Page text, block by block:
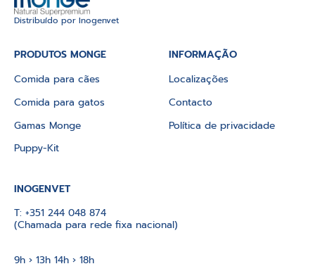
Distribuído por Inogenvet
PRODUTOS MONGE
Comida para cães
Comida para gatos
Gamas Monge
Puppy-Kit
INFORMAÇÃO
Localizações
Contacto
Política de privacidade
INOGENVET
T: +351 244 048 874
(Chamada para rede fixa nacional)
9h › 13h 14h › 18h